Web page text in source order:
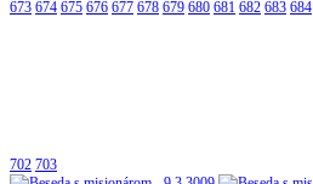
673 674 675 676 677 678 679 680 681 682 683 684
702 703